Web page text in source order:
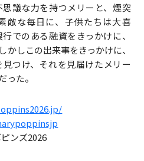
議な力を持つメリーと、煙突
敵な毎日に、子供たちは大喜
でのある融資をきっかけに、
しこの出来事をきっかけに、
つけ、それを見届けたメリー
った。
ンズ2026